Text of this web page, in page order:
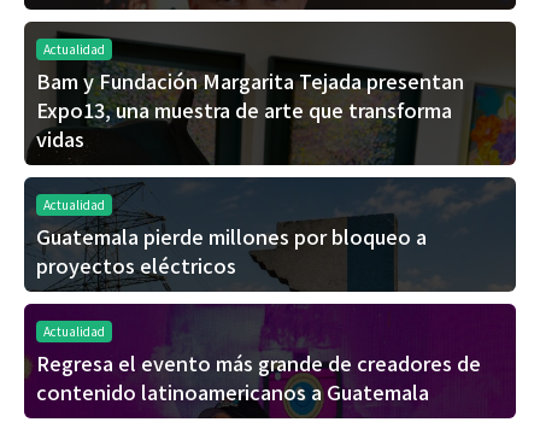
Actualidad
Bam y Fundación Margarita Tejada presentan
Expo13, una muestra de arte que transforma
vidas
Actualidad
Guatemala pierde millones por bloqueo a
proyectos eléctricos
Actualidad
Regresa el evento más grande de creadores de
contenido latinoamericanos a Guatemala